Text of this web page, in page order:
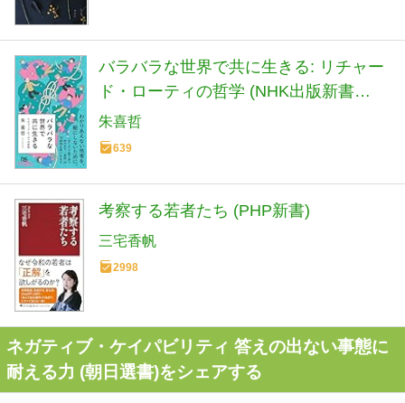
バラバラな世界で共に生きる: リチャー
ド・ローティの哲学 (NHK出版新書
760)
朱喜哲
639
考察する若者たち (PHP新書)
三宅香帆
2998
ネガティブ・ケイパビリティ 答えの出ない事態に
耐える力 (朝日選書)をシェアする